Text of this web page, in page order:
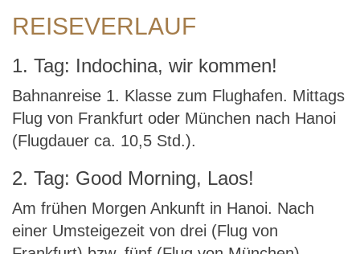
REISEVERLAUF
1. Tag: Indochina, wir kommen!
Bahnanreise 1. Klasse zum Flughafen. Mittags
Flug von Frankfurt oder München nach Hanoi
(Flugdauer ca. 10,5 Std.).
2. Tag: Good Morning, Laos!
Am frühen Morgen Ankunft in Hanoi. Nach
einer Umsteigezeit von drei (Flug von